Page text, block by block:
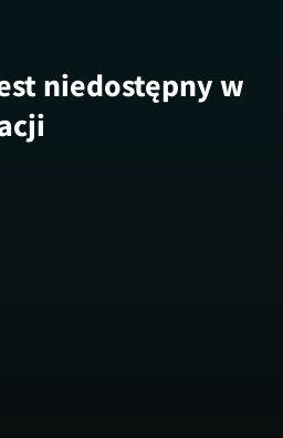
niedostępny w